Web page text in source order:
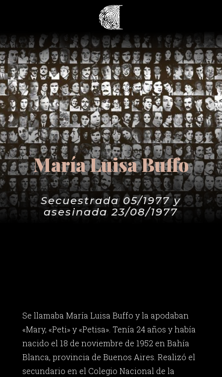
María Luisa Buffo
Secuestrada 05/1977 y
asesinada 23/08/1977
Se llamaba María Luisa Buffo y la apodaban
«Mary, «Peti» y «Petisa». Tenía 24 años y había
nacido el 18 de noviembre de 1952 en Bahía
Blanca, provincia de Buenos Aires. Realizó el
secundario en el Colegio Nacional de la